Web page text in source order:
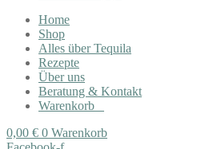
Home
Shop
Alles über Tequila
Rezepte
Über uns
Beratung & Kontakt
Warenkorb
0,00 € 0 Warenkorb